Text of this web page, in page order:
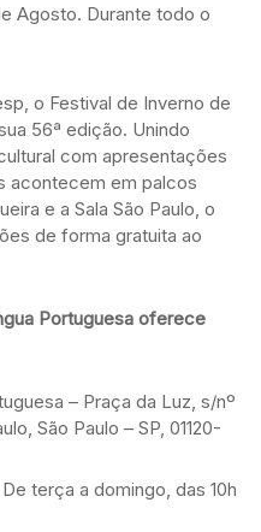
Agosto. Durante todo o
o Festival de Inverno de
56ª edição. Unindo
com apresentações
acontecem em palcos
e a Sala São Paulo, o
de forma gratuita ao
Portuguesa oferece
– Praça da Luz, s/nº
São Paulo – SP, 01120-
terça a domingo, das 10h